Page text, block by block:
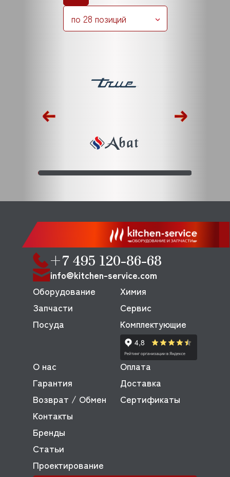
по 28 позиций
+7 495 120-86-68
info@kitchen-service.com
Оборудование
Запчасти
Посуда
Химия
Сервис
Комплектующие
О нас
Оплата
Гарантия
Доставка
Возврат / Обмен
Сертификаты
Контакты
Бренды
Статьи
Проектирование